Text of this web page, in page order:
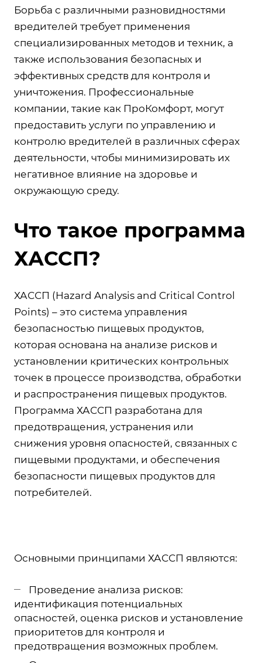
Борьба с различными разновидностями
вредителей требует применения
специализированных методов и техник, а
также использования безопасных и
эффективных средств для контроля и
уничтожения. Профессиональные
компании, такие как ПроКомфорт, могут
предоставить услуги по управлению и
контролю вредителей в различных сферах
деятельности, чтобы минимизировать их
негативное влияние на здоровье и
окружающую среду.
Что такое программа
ХАССП?
ХАССП (Hazard Analysis and Critical Control
Points) – это система управления
безопасностью пищевых продуктов,
которая основана на анализе рисков и
установлении критических контрольных
точек в процессе производства, обработки
и распространения пищевых продуктов.
Программа ХАССП разработана для
предотвращения, устранения или
снижения уровня опасностей, связанных с
пищевыми продуктами, и обеспечения
безопасности пищевых продуктов для
потребителей.
Основными принципами ХАССП являются:
Проведение анализа рисков:
идентификация потенциальных
опасностей, оценка рисков и установление
приоритетов для контроля и
предотвращения возможных проблем.